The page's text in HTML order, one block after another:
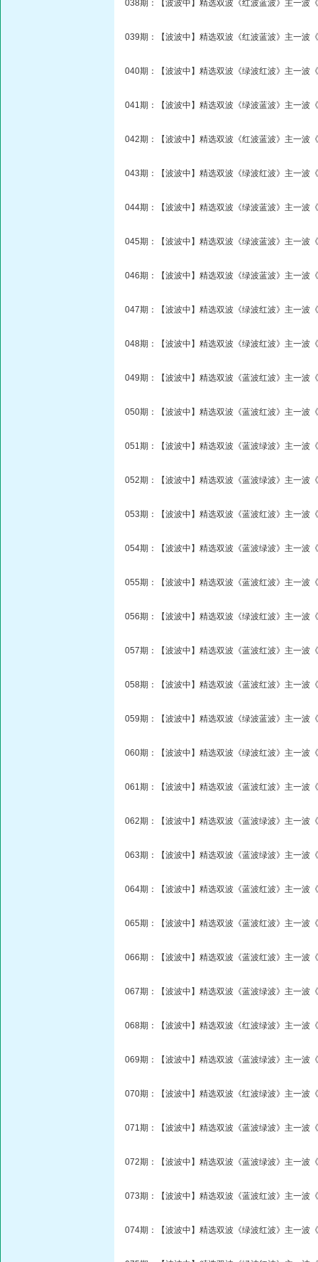
038期：【波波中】精选双波《红波蓝波》主一波
039期：【波波中】精选双波《红波蓝波》主一波
040期：【波波中】精选双波《绿波红波》主一波
041期：【波波中】精选双波《绿波蓝波》主一波
042期：【波波中】精选双波《红波蓝波》主一波
043期：【波波中】精选双波《绿波红波》主一波
044期：【波波中】精选双波《绿波蓝波》主一波
045期：【波波中】精选双波《绿波蓝波》主一波
046期：【波波中】精选双波《绿波蓝波》主一波
047期：【波波中】精选双波《绿波红波》主一波
048期：【波波中】精选双波《绿波红波》主一波
049期：【波波中】精选双波《蓝波红波》主一波
050期：【波波中】精选双波《蓝波红波》主一波
051期：【波波中】精选双波《蓝波绿波》主一波
052期：【波波中】精选双波《蓝波绿波》主一波
053期：【波波中】精选双波《蓝波红波》主一波
054期：【波波中】精选双波《蓝波绿波》主一波
055期：【波波中】精选双波《蓝波红波》主一波
056期：【波波中】精选双波《绿波红波》主一波
057期：【波波中】精选双波《蓝波红波》主一波
058期：【波波中】精选双波《蓝波红波》主一波
059期：【波波中】精选双波《绿波蓝波》主一波
060期：【波波中】精选双波《绿波红波》主一波
061期：【波波中】精选双波《蓝波红波》主一波
062期：【波波中】精选双波《蓝波绿波》主一波
063期：【波波中】精选双波《蓝波绿波》主一波
064期：【波波中】精选双波《蓝波红波》主一波
065期：【波波中】精选双波《蓝波红波》主一波
066期：【波波中】精选双波《蓝波红波》主一波
067期：【波波中】精选双波《蓝波绿波》主一波
068期：【波波中】精选双波《红波绿波》主一波
069期：【波波中】精选双波《蓝波绿波》主一波
070期：【波波中】精选双波《红波绿波》主一波
071期：【波波中】精选双波《蓝波绿波》主一波
072期：【波波中】精选双波《蓝波绿波》主一波
073期：【波波中】精选双波《蓝波红波》主一波
074期：【波波中】精选双波《绿波红波》主一波